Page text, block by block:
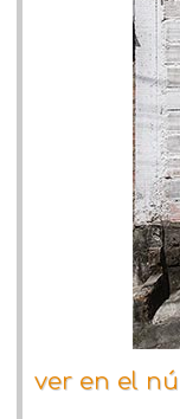
ver en el